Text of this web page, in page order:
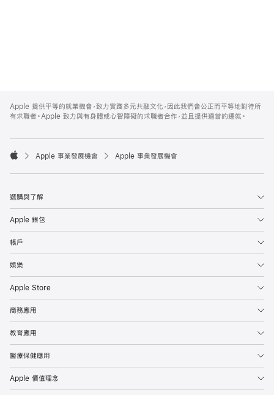
Footer
Apple 提供平等的就業機會，致力實踐多元共融文化，因此我們會公正而平等地對待所
有求職者。Apple 致力與有身體或心智障礙的求職者合作，並且提供適當的遷就。

Apple 事業發展機會 Apple 事業發展機會
選購與了解
Apple 銀包
帳戶
娛樂
Apple Store
商務應用
教育應用
醫療保健應用
Apple 價值理念